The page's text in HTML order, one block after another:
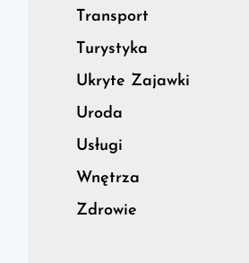
Transport
Turystyka
Ukryte Zajawki
Uroda
Usługi
Wnętrza
Zdrowie